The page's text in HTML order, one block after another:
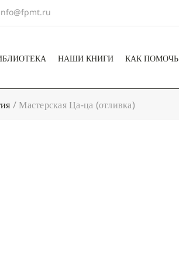
НАШИ КНИГИ КАК ПОМОЧЬ
/ Мастерская Ца-ца (отливка)